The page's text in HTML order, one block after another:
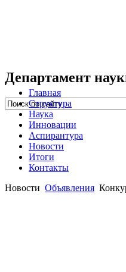
Департамент
Главная
Структура
Наука
Инновации
Аспирантура
Новости
Итоги
Контакты
Новости Объявления